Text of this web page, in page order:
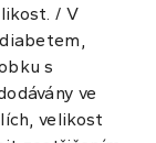
/ V
s
ve
velikost